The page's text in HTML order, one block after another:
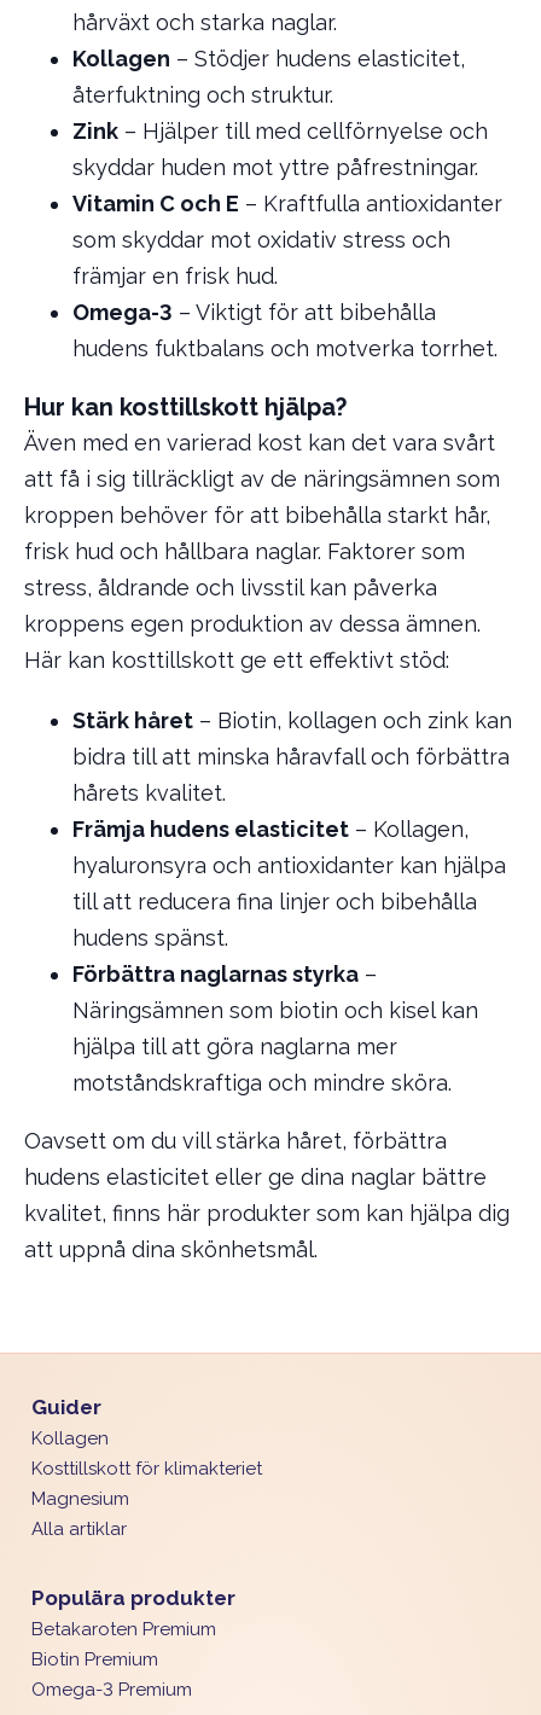
hårväxt och starka naglar.
Kollagen – Stödjer hudens elasticitet,
återfuktning och struktur.
Zink – Hjälper till med cellförnyelse och
skyddar huden mot yttre påfrestningar.
Vitamin C och E – Kraftfulla antioxidanter
som skyddar mot oxidativ stress och
främjar en frisk hud.
Omega-3 – Viktigt för att bibehålla
hudens fuktbalans och motverka torrhet.
Hur kan kosttillskott hjälpa?
Även med en varierad kost kan det vara svårt
att få i sig tillräckligt av de näringsämnen som
kroppen behöver för att bibehålla starkt hår,
frisk hud och hållbara naglar. Faktorer som
stress, åldrande och livsstil kan påverka
kroppens egen produktion av dessa ämnen.
Här kan kosttillskott ge ett effektivt stöd:
Stärk håret – Biotin, kollagen och zink kan
bidra till att minska håravfall och förbättra
hårets kvalitet.
Främja hudens elasticitet – Kollagen,
hyaluronsyra och antioxidanter kan hjälpa
till att reducera fina linjer och bibehålla
hudens spänst.
Förbättra naglarnas styrka –
Näringsämnen som biotin och kisel kan
hjälpa till att göra naglarna mer
motståndskraftiga och mindre sköra.
Oavsett om du vill stärka håret, förbättra
hudens elasticitet eller ge dina naglar bättre
kvalitet, finns här produkter som kan hjälpa dig
att uppnå dina skönhetsmål.
Populära produkter
Betakaroten Premium
Biotin Premium
Omega-3 Premium
Guider
Kollagen
Kosttillskott för klimakteriet
Magnesium
Alla artiklar